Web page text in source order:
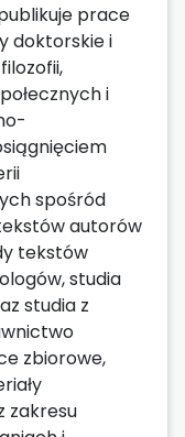
prace
doktorskie i
i
spośród
autorów
tekstów
studia
studia z
zbiorowe,
zakresu